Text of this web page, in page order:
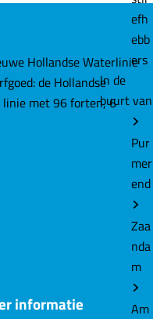
efh
ebb
ers
In de
buurt van
Pur
mer
end
Zaa
nda
m
Am
Hollandse Waterlinie
de Hollandse
met 96 forten, 6
informatie